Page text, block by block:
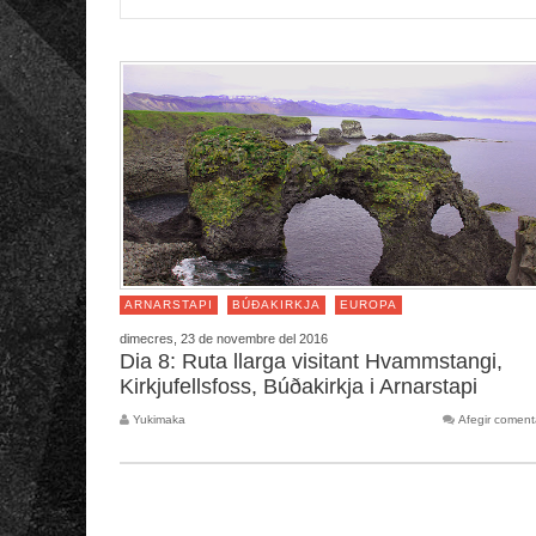
ARNARSTAPI BÚÐAKIRKJA EUROPA
dimecres, 23 de novembre del 2016
Dia 8: Ruta llarga visitant Hvammstangi,
Kirkjufellsfoss, Búðakirkja i Arnarstapi
Yukimaka Afegir